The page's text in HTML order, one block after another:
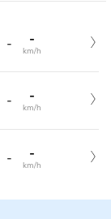
- -
km/h
- -
km/h
- -
km/h